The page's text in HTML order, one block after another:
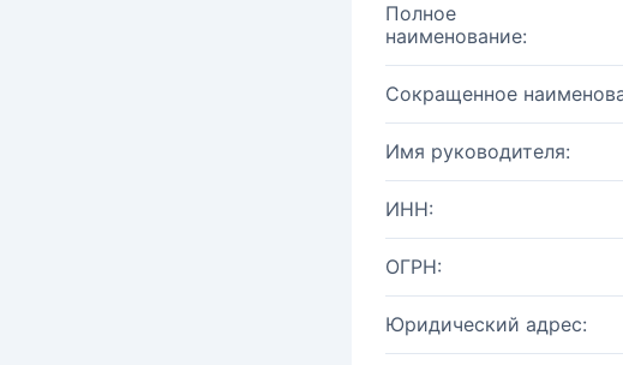
Полное
наименование:
Сокращенное
Имя руководителя:
ИНН:
ОГРН:
Юридический адрес: